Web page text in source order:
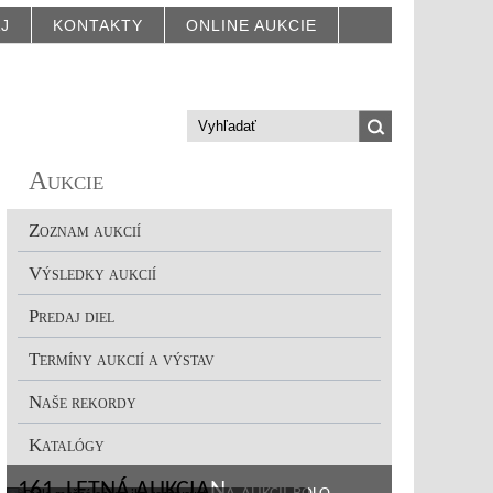
KONTAKTY ONLINE AUKCIE
Aukcie
Zoznam aukcií
Výsledky aukcií
Predaj diel
Termíny aukcií a výstav
Naše rekordy
Katalógy